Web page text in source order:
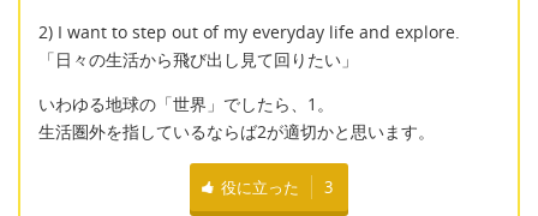
2) I want to step out of my everyday life and explore.
「日々の生活から飛び出し見て回りたい」
いわゆる地球の「世界」でしたら、1。
生活圏外を指しているならば2が適切かと思います。
役に立った 3